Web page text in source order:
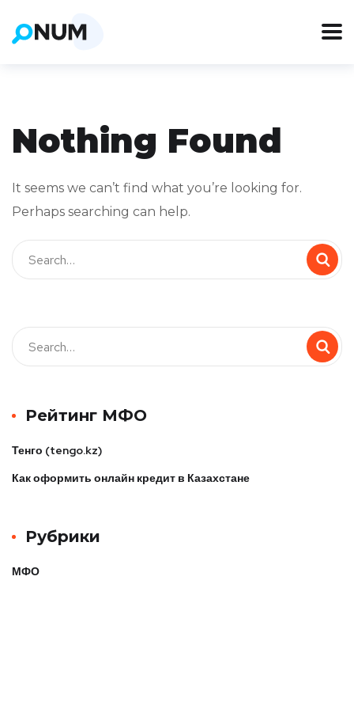
Nothing Found
It seems we can’t find what you’re looking for.
Perhaps searching can help.
Рейтинг МФО
Тенго (tengo.kz)
Как оформить онлайн кредит в Казахстане
Рубрики
МФО